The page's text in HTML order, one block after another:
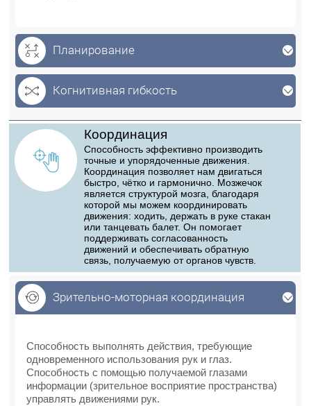
Планирование
Когнитивная гибкость
Координация
Способность эффективно производить
точные и упорядоченные движения.
Координация позволяет нам двигаться
быстро, чётко и гармонично. Мозжечок
является структурой мозга, благодаря
которой мы можем координировать
движения: ходить, держать в руке стакан
или танцевать балет. Он помогает
поддерживать согласованность
движений и обеспечивать обратную
связь, получаемую от органов чувств.
Зрительно-моторная координация
Способность выполнять действия, требующие
одновременного использования рук и глаз.
Способность с помощью получаемой глазами
информации (зрительное восприятие пространства)
управлять движениями рук.